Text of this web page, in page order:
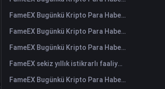
FameEX Bugünkü Kripto Para Haberleri Özeti | 31 Temmuz 2026
FameEX Bugünkü Kripto Para Haberleri Özeti | 30 Temmuz 2026
FameEX Bugünkü Kripto Para Haberleri Özeti | 29 Temmuz 2026
FameEX sekiz yıllık istikrarlı faaliyetleri ve küresel büyümesiyle kullanıcı güvenini güçlendiriyor
FameEX Bugünkü Kripto Para Haberleri Özeti | 28 Temmuz 2026